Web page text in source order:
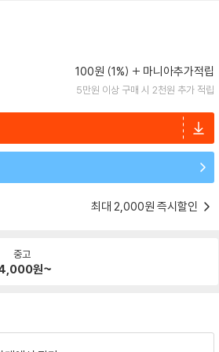
100원 (1%) 마니아추가적립
5만원 이상 구매 시 2천원 추가 적립
최대 2,000원 즉시할인
중고
원~